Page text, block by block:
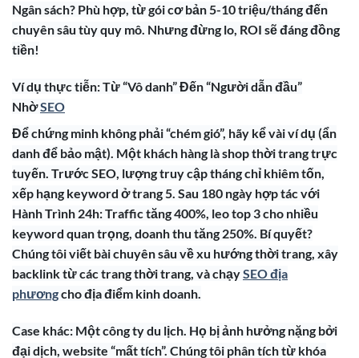
Ngân sách? Phù hợp, từ gói cơ bản 5-10 triệu/tháng đến
chuyên sâu tùy quy mô. Nhưng đừng lo, ROI sẽ đáng đồng
tiền!
Ví dụ thực tiễn: Từ “Vô danh” Đến “Người dẫn đầu”
NhờSEO
Để chứng minh không phải “chém gió”, hãy kể vài ví dụ (ẩn
danh để bảo mật). Một khách hàng là shop thời trang trực
tuyến. Trước SEO, lượng truy cập tháng chỉ khiêm tốn,
xếp hạng keyword ở trang 5. Sau 180 ngày hợp tác với
Hành Trình 24h: Traffic tăng 400%, leo top 3 cho nhiều
keyword quan trọng, doanh thu tăng 250%. Bí quyết?
Chúng tôi viết bài chuyên sâu về xu hướng thời trang, xây
backlink từ các trang thời trang, và chạySEO địa
phươngcho địa điểm kinh doanh.
Case khác: Một công ty du lịch. Họ bị ảnh hưởng nặng bởi
đại dịch, website “mất tích”. Chúng tôi phân tích từ khóa